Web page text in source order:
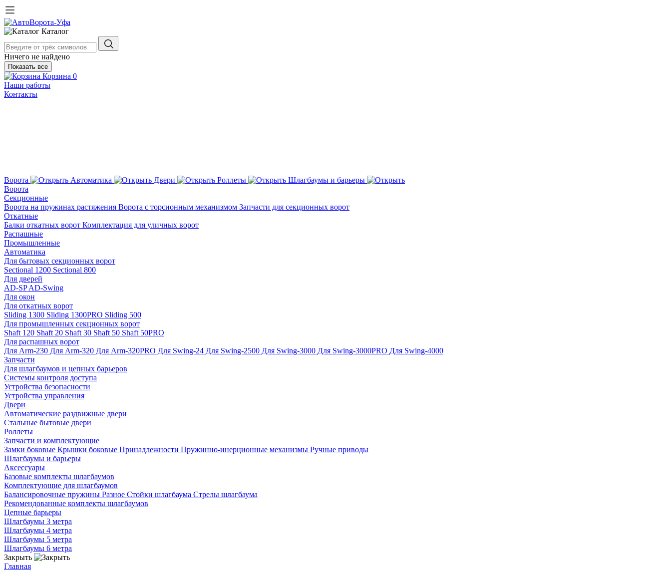
Каталог
Ничего не найдено
Показать все
Корзина 0
Наши работы
Контакты
Ворота Автоматика Двери Роллеты
Шлагбаумы и барьеры
Ворота
Секционные
Ворота на пружинах растяжения Ворота с торсионным механизмом Запчасти для секционных ворот
Откатные
Балки откатных ворот Комплектация для уличных ворот
Распашные
Промышленные
Автоматика
Для бытовых секционных ворот
Sectional 1200 Sectional 800
Для дверей
AD-SPAD-Swing
Для окон
Для откатных ворот
Sliding 1300 Sliding 1300PRO Sliding 500
Для промышленных секционных ворот
Shaft 120 Shaft 20 Shaft 30 Shaft 50 Shaft 50PRO
Для распашных ворот
Для Arm-230 Для Arm-320 Для Arm-320PRO Для Swing-24 Для Swing-2500 Для Swing-3000 Для Swing-3000PRO Для Swing-4000
Запчасти
Для шлагбаумов и цепных барьеров
Системы контроля доступа
Устройства безопасности
Устройства управления
Двери
Автоматические раздвижные двери
Стальные бытовые двери
Роллеты
Запчасти и комплектующие
Замки боковые Крышки боковые Принадлежности Пружинно-инерционные механизмы Ручные приводы
Шлагбаумы и барьеры
Аксессуары
Базовые комплекты шлагбаумов
Комплектующие для шлагбаумов
Балансировочные пружины Разное Стойки шлагбаума Стрелы шлагбаума
Рекомендованные комплекты шлагбаумов
Цепные барьеры
Шлагбаумы 3 метра
Шлагбаумы 4 метра
Шлагбаумы 5 метра
Шлагбаумы 6 метра
Закрыть
Главная